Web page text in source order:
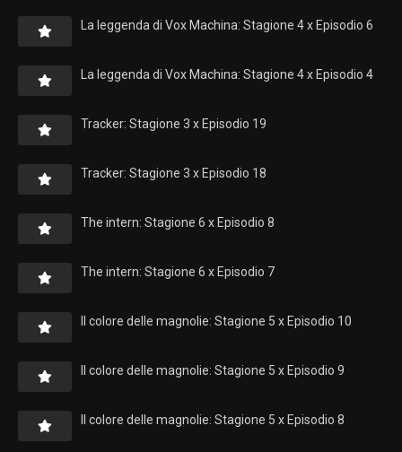
La leggenda di Vox Machina: Stagione 4 x Episodio 6
La leggenda di Vox Machina: Stagione 4 x Episodio 4
Tracker: Stagione 3 x Episodio 19
Tracker: Stagione 3 x Episodio 18
The intern: Stagione 6 x Episodio 8
The intern: Stagione 6 x Episodio 7
Il colore delle magnolie: Stagione 5 x Episodio 10
Il colore delle magnolie: Stagione 5 x Episodio 9
Il colore delle magnolie: Stagione 5 x Episodio 8